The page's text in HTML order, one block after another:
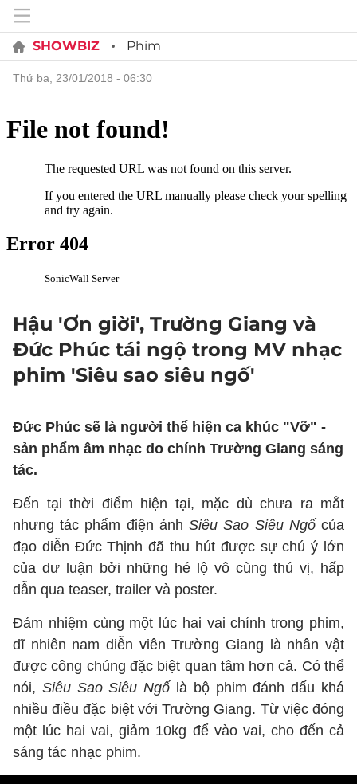
SHOWBIZ Phim
thứ ba, 23/01/2018 - 06:30
Hậu 'Ơn giời', Trường Giang và
Đức Phúc tái ngộ trong MV nhạc
phim 'Siêu sao siêu ngố'
Đức Phúc sẽ là người thể hiện ca khúc "Vỡ" -
sản phẩm âm nhạc do chính Trường Giang sáng
tác.
Đến tại thời điểm hiện tại, mặc dù chưa ra mắt
nhưng tác phẩm điện ảnhSiêu Sao Siêu Ngốcủa
đạo diễn Đức Thịnh đã thu hút được sự chú ý lớn
của dư luận bởi những hé lộ vô cùng thú vị, hấp
dẫn qua teaser, trailer và poster.
Đảm nhiệm cùng một lúc hai vai chính trong phim,
dĩ nhiên nam diễn viên Trường Giang là nhân vật
được công chúng đặc biệt quan tâm hơn cả. Có thể
nói, Siêu Sao Siêu Ngố là bộ phim đánh dấu khá
nhiều điều đặc biệt với Trường Giang. Từ việc đóng
một lúc hai vai, giảm 10kg để vào vai, cho đến cả
sáng tác nhạc phim.